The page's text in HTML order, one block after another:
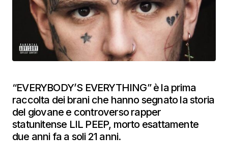
“EVERYBODY’S EVERYTHING” è la prima
raccolta dei brani che hanno segnato la storia
del giovane e controverso rapper
statunitense LIL PEEP, morto esattamente
due anni fa a soli 21 anni.